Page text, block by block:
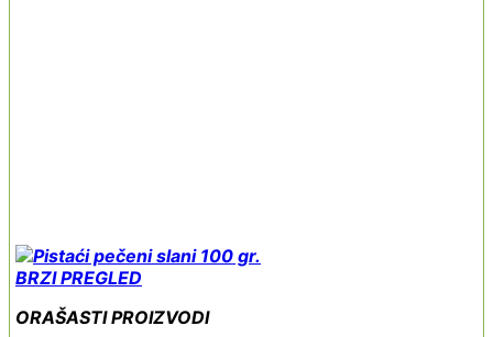
BRZI PREGLED
ORAŠASTI PROIZVODI